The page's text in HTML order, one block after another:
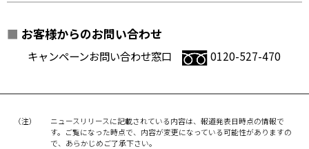
■ お客様からのお問い合わせ
キャンペーンお問い合わせ窓口 0120-527-470
（注）
ニュースリリースに記載されている内容は、報道発表日時点の情報で
す。ご覧になった時点で、内容が変更になっている可能性がありますの
で、あらかじめご了承下さい。